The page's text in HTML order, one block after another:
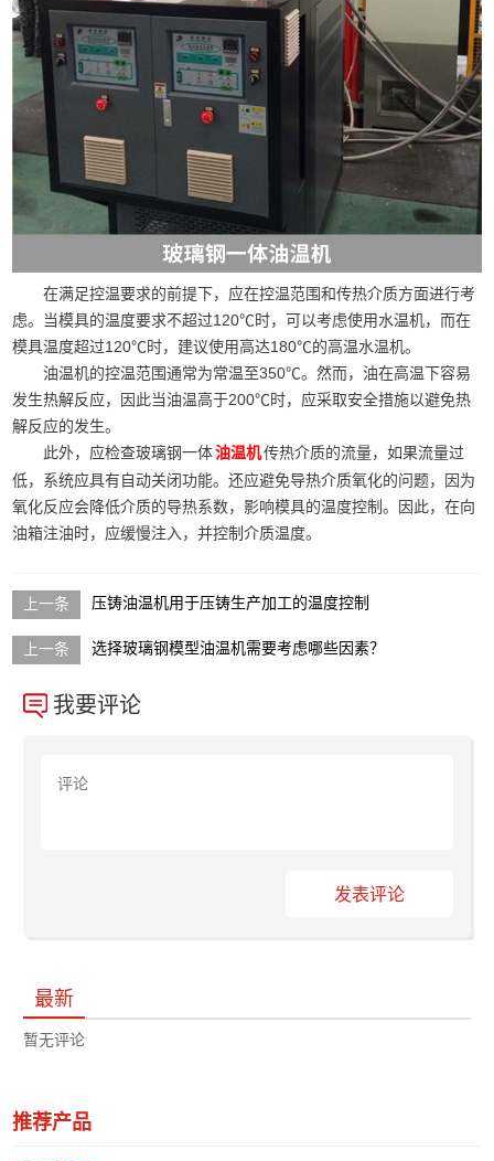
在满足控温要求的前提下，应在控温范围和传热介质方面进行考
虑。当模具的温度要求不超过120℃时，可以考虑使用水温机，而在
模具温度超过120℃时，建议使用高达180℃的高温水温机。
油温机的控温范围通常为常温至350℃。然而，油在高温下容易
发生热解反应，因此当油温高于200℃时，应采取安全措施以避免热
解反应的发生。
此外，应检查玻璃钢一体油温机传热介质的流量，如果流量过
低，系统应具有自动关闭功能。还应避免导热介质氧化的问题，因为
氧化反应会降低介质的导热系数，影响模具的温度控制。因此，在向
油箱注油时，应缓慢注入，并控制介质温度。
压铸油温机用于压铸生产加工的温度控制
选择玻璃钢模型油温机需要考虑哪些因素？
我要评论
发表评论
最新
暂无评论
推荐产品